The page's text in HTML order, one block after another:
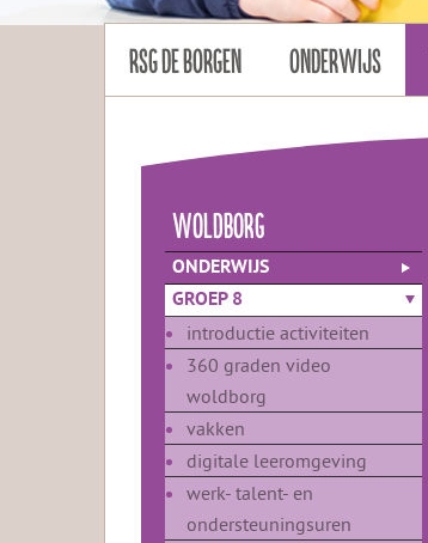
RSG DE BORGEN ONDERWIJS
woldborg
ONDERWIJS
GROEP 8
introductie activiteiten
360 graden video
woldborg
vakken
digitale leeromgeving
werk- talent- en
ondersteuningsuren